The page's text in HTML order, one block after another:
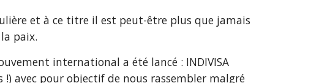
et à ce titre il est peut-être plus que jamais
paix.
international a été lancé : INDIVISA
!) avec pour objectif de nous rassembler malgré